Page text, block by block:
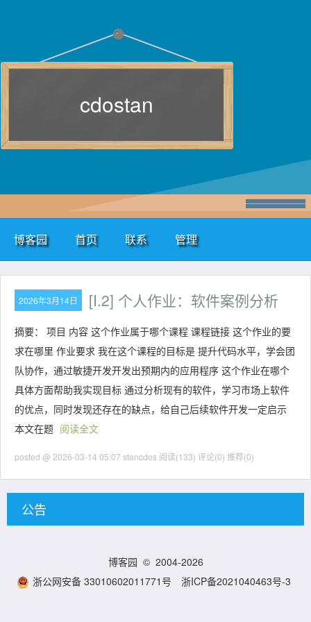
cdostan
博客园 首页 联系 管理
2026年3月14日 [I.2] 个人作业：软件案例分析
摘要： 项目 内容 这个作业属于哪个课程 课程链接 这个作业的要
求在哪里 作业要求 我在这个课程的目标是 提升代码水平，学会团
队协作，通过敏捷开发开发出预期内的应用程序 这个作业在哪个
具体方面帮助我实现目标 通过分析现有的软件，学习市场上软件
的优点，同时发现还存在的缺点，给自己后续软件开发一定启示
本文在题 阅读全文
posted @ 2026-03-14 05:07 stancdos 阅读(133) 评论(0) 推荐(0)
公告
博客园 © 2004-2026
浙公网安备 33010602011771号
浙ICP备2021040463号-3